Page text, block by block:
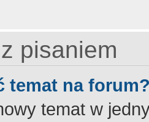
pisaniem
temat na
temat w